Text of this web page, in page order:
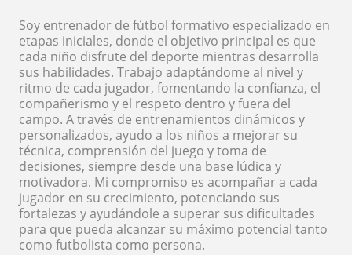
Soy entrenador de fútbol formativo especializado en
etapas iniciales, donde el objetivo principal es que
cada niño disfrute del deporte mientras desarrolla
sus habilidades. Trabajo adaptándome al nivel y
ritmo de cada jugador, fomentando la confianza, el
compañerismo y el respeto dentro y fuera del
campo. A través de entrenamientos dinámicos y
personalizados, ayudo a los niños a mejorar su
técnica, comprensión del juego y toma de
decisiones, siempre desde una base lúdica y
motivadora. Mi compromiso es acompañar a cada
jugador en su crecimiento, potenciando sus
fortalezas y ayudándole a superar sus dificultades
para que pueda alcanzar su máximo potencial tanto
como futbolista como persona.